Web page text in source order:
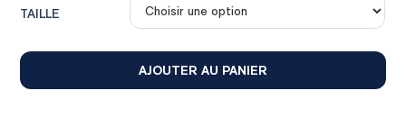
TAILLE
AJOUTER AU PANIER